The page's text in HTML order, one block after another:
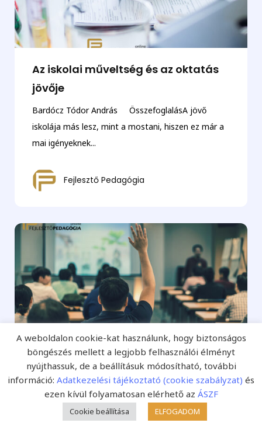
Az iskolai műveltség és az oktatás
jövője
Bardócz Tódor András ÖsszefoglalásA jövő
iskolája más lesz, mint a mostani, hiszen ez már a
mai igényeknek...
Fejlesztő Pedagógia
OH: a vizsgák előtt és alatt is óvni
kell az érettségi feladatlapok
tartalmát
A weboldalon cookie-kat használunk, hogy biztonságos
böngészés mellett a legjobb felhasználói élményt
nyújthassuk, de a beállításuk módosítható, további
információ: Adatkezelési tájékoztató (cookie szabályzat) és
ezen kívül folyamatosan elérhető az ÁSZF
Cookie beállítása ELFOGADOM